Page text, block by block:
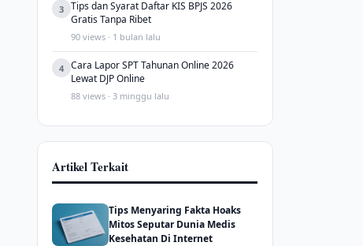
3
Tips dan Syarat Daftar KIS BPJS 2026
Gratis Tanpa Ribet
90 views · 1 bulan lalu
4
Cara Lapor SPT Tahunan Online 2026
Lewat DJP Online
88 views · 3 minggu lalu
Artikel Terkait
Tips Menyaring Fakta Hoaks
Mitos Seputar Dunia Medis
Kesehatan Di Internet